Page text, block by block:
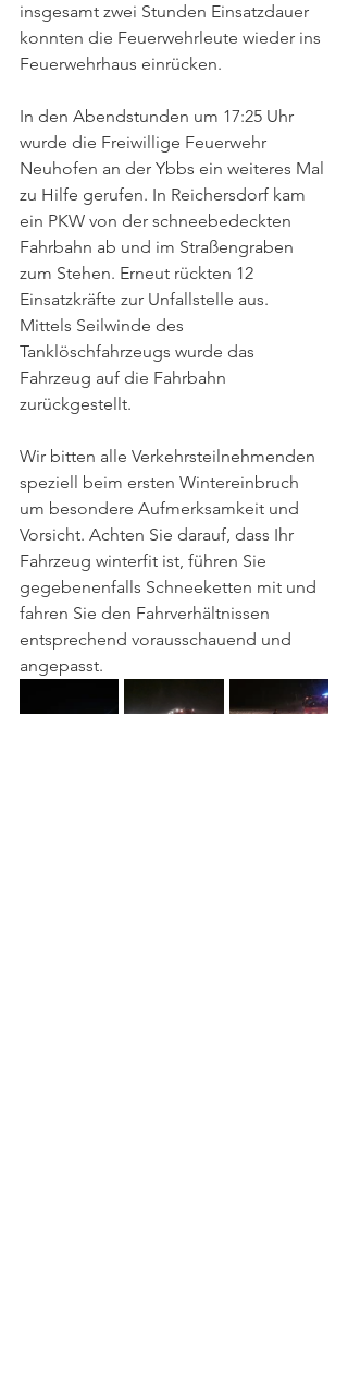
insgesamt zwei Stunden Einsatzdauer
konnten die Feuerwehrleute wieder ins
Feuerwehrhaus einrücken.
In den Abendstunden um 17:25 Uhr
wurde die Freiwillige Feuerwehr
Neuhofen an der Ybbs ein weiteres Mal
zu Hilfe gerufen. In Reichersdorf kam
ein PKW von der schneebedeckten
Fahrbahn ab und im Straßengraben
zum Stehen. Erneut rückten 12
Einsatzkräfte zur Unfallstelle aus.
Mittels Seilwinde des
Tanklöschfahrzeugs wurde das
Fahrzeug auf die Fahrbahn
zurückgestellt.
Wir bitten alle Verkehrsteilnehmenden
speziell beim ersten Wintereinbruch
um besondere Aufmerksamkeit und
Vorsicht. Achten Sie darauf, dass Ihr
Fahrzeug winterfit ist, führen Sie
gegebenenfalls Schneeketten mit und
fahren Sie den Fahrverhältnissen
entsprechend vorausschauend und
angepasst.